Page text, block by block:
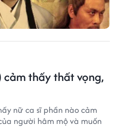
cảm thấy thất vọng,
nữ ca sĩ phần nào cảm
người hâm mộ và muốn